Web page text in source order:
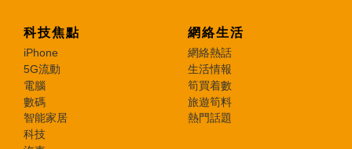
科技焦點
iPhone
5G流動
電腦
數碼
智能家居
科技
網絡生活
網絡熱話
生活情報
筍買着數
旅遊筍料
熱門話題